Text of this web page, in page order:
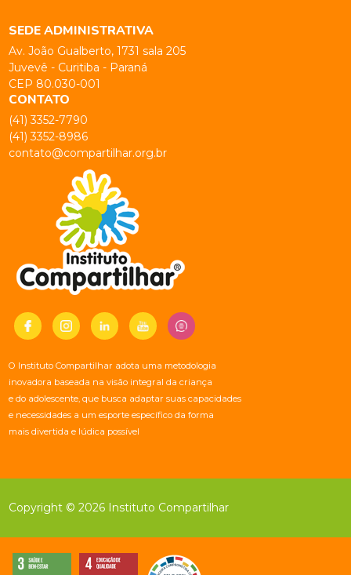
SEDE ADMINISTRATIVA
Av. João Gualberto, 1731 sala 205
Juvevê - Curitiba - Paraná
CEP 80.030-001
CONTATO
(41) 3352-7790
(41) 3352-8986
contato@compartilhar.org.br
O Instituto Compartilhar adota uma metodologia
inovadora baseada na visão integral da criança
e do adolescente, que busca adaptar suas capacidades
e necessidades a um esporte específico da forma
mais divertida e lúdica possível
Copyright © 2026 Instituto Compartilhar